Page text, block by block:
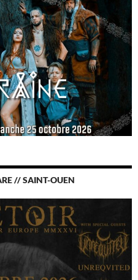
// SAINT-OUEN